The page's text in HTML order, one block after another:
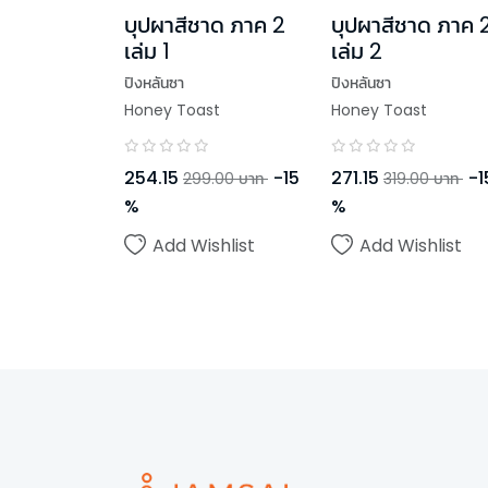
บุปผาสีชาด ภาค 2
เล่ม 1
ปิงหลันซา
Honey Toast
254.15 299.00 บาท -15
%
Add Wishlist
บุปผาสีชาด ภาค
เล่ม 2
ปิงหลันซา
Honey Toast
271.15 319.00 บาท -
%
Add Wishlist